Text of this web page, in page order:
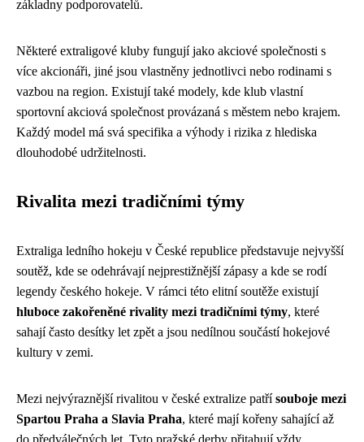
základny podporovatelů.
Některé extraligové kluby fungují jako akciové společnosti s
více akcionáři, jiné jsou vlastněny jednotlivci nebo rodinami s
vazbou na region. Existují také modely, kde klub vlastní
sportovní akciová společnost provázaná s městem nebo krajem.
Každý model má svá specifika a výhody i rizika z hlediska
dlouhodobé udržitelnosti.
Rivalita mezi tradičními týmy
Extraliga ledního hokeju v České republice představuje nejvyšší
soutěž, kde se odehrávají nejprestižnější zápasy a kde se rodí
legendy českého hokeje. V rámci této elitní soutěže existují
hluboce zakořeněné rivality mezi tradičními týmy, které
sahají často desítky let zpět a jsou nedílnou součástí hokejové
kultury v zemi.
Mezi nejvýraznější rivalitou v české extralize patřísouboje mezi
Spartou Praha a Slavia Praha, které mají kořeny sahající až
do předválečných let. Tyto pražské derby přitahují vždy